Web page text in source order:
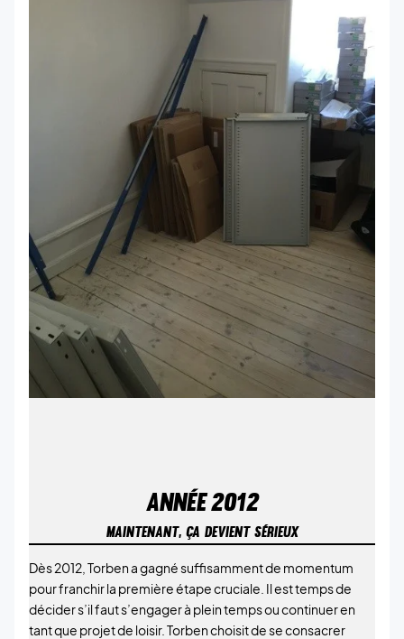
ANNÉE2012
MAINTENANT, ÇA DEVIENT SÉRIEUX
Dès 2012, Torben a gagné suffisamment de momentum
pour franchir la première étape cruciale. Il est temps de
décider s’il faut s’engager à plein temps ou continuer en
tant que projet de loisir. Torben choisit de se consacrer